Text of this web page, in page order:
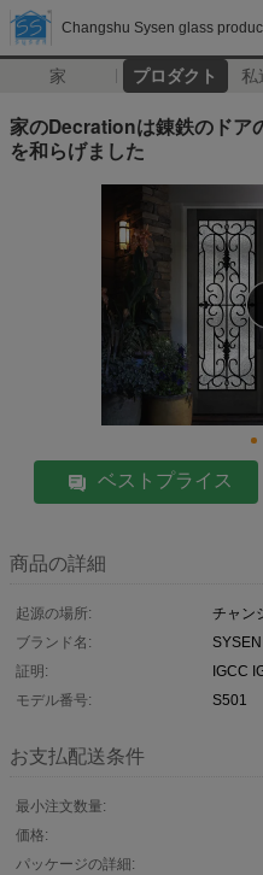
Changshu Sysen glass
家 プロダクト 私
家のDecrationは錬鉄のドア
を和らげました
ベストプライス
商品の詳細
起源の場所:
チャン
ブランド名:
SYSEN
証明:
IGCC
モデル番号:
S501
お支払配送条件
最小注文数量:
価格:
パッケージの詳細: